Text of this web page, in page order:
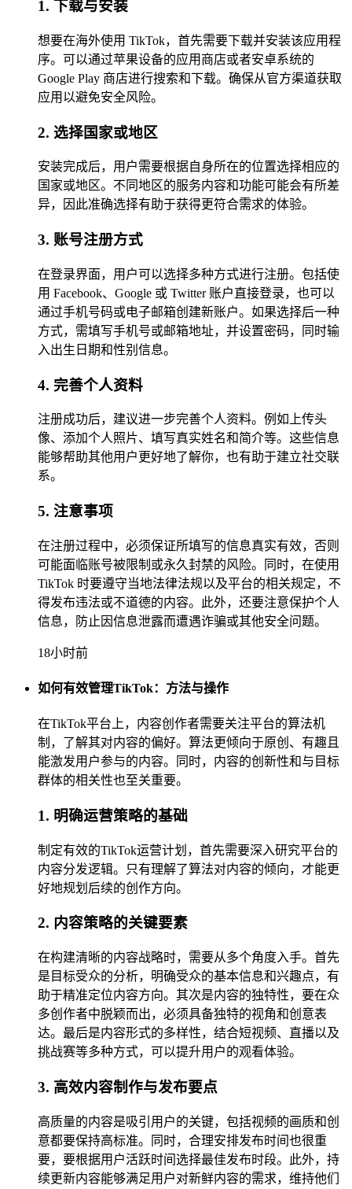
1. 下载与安装
想要在海外使用 TikTok，首先需要下载并安装该应用程
序。可以通过苹果设备的应用商店或者安卓系统的
Google Play 商店进行搜索和下载。确保从官方渠道获取
应用以避免安全风险。
2. 选择国家或地区
安装完成后，用户需要根据自身所在的位置选择相应的
国家或地区。不同地区的服务内容和功能可能会有所差
异，因此准确选择有助于获得更符合需求的体验。
3. 账号注册方式
在登录界面，用户可以选择多种方式进行注册。包括使
用 Facebook、Google 或 Twitter 账户直接登录，也可以
通过手机号码或电子邮箱创建新账户。如果选择后一种
方式，需填写手机号或邮箱地址，并设置密码，同时输
入出生日期和性别信息。
4. 完善个人资料
注册成功后，建议进一步完善个人资料。例如上传头
像、添加个人照片、填写真实姓名和简介等。这些信息
能够帮助其他用户更好地了解你，也有助于建立社交联
系。
5. 注意事项
在注册过程中，必须保证所填写的信息真实有效，否则
可能面临账号被限制或永久封禁的风险。同时，在使用
TikTok 时要遵守当地法律法规以及平台的相关规定，不
得发布违法或不道德的内容。此外，还要注意保护个人
信息，防止因信息泄露而遭遇诈骗或其他安全问题。
18小时前
如何有效管理TikTok：方法与操作
在TikTok平台上，内容创作者需要关注平台的算法机
制，了解其对内容的偏好。算法更倾向于原创、有趣且
能激发用户参与的内容。同时，内容的创新性和与目标
群体的相关性也至关重要。
1. 明确运营策略的基础
制定有效的TikTok运营计划，首先需要深入研究平台的
内容分发逻辑。只有理解了算法对内容的倾向，才能更
好地规划后续的创作方向。
2. 内容策略的关键要素
在构建清晰的内容战略时，需要从多个角度入手。首先
是目标受众的分析，明确受众的基本信息和兴趣点，有
助于精准定位内容方向。其次是内容的独特性，要在众
多创作者中脱颖而出，必须具备独特的视角和创意表
达。最后是内容形式的多样性，结合短视频、直播以及
挑战赛等多种方式，可以提升用户的观看体验。
3. 高效内容制作与发布要点
高质量的内容是吸引用户的关键，包括视频的画质和创
意都要保持高标准。同时，合理安排发布时间也很重
要，要根据用户活跃时间选择最佳发布时段。此外，持
续更新内容能够满足用户对新鲜内容的需求，维持他们